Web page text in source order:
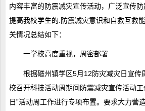
内容丰富的防震减灾宣传活动，广泛宣传
提高我校学生的.防震减灾意识和自救互救
关情况总结如下：
一学校高度重视，周密部署
根据磁州镇学区5月12防灾减灾日宣传
校召开科技活动周期间防震减灾宣传活动工
日”活动周工作进行专项布置。要求大力营